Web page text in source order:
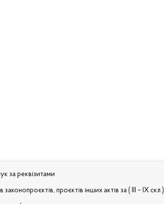
за реквізитами
законопроєктів, проєктів інших актів за ( III – IX скл.)